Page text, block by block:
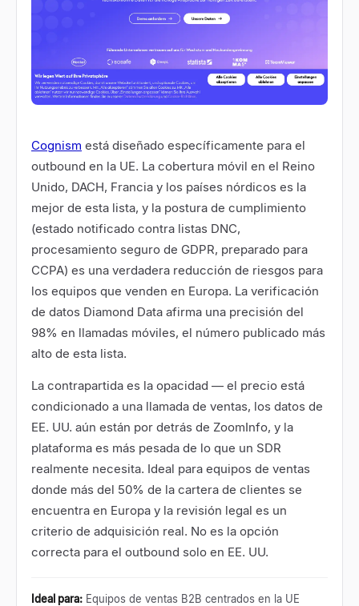
Cognism está diseñado específicamente para el
outbound en la UE. La cobertura móvil en el Reino
Unido, DACH, Francia y los países nórdicos es la
mejor de esta lista, y la postura de cumplimiento
(estado notificado contra listas DNC,
procesamiento seguro de GDPR, preparado para
CCPA) es una verdadera reducción de riesgos para
los equipos que venden en Europa. La verificación
de datos Diamond Data afirma una precisión del
98% en llamadas móviles, el número publicado más
alto de esta lista.
La contrapartida es la opacidad — el precio está
condicionado a una llamada de ventas, los datos de
EE. UU. aún están por detrás de ZoomInfo, y la
plataforma es más pesada de lo que un SDR
realmente necesita. Ideal para equipos de ventas
donde más del 50% de la cartera de clientes se
encuentra en Europa y la revisión legal es un
criterio de adquisición real. No es la opción
correcta para el outbound solo en EE. UU.
Ideal para: Equipos de ventas B2B centrados en la UE